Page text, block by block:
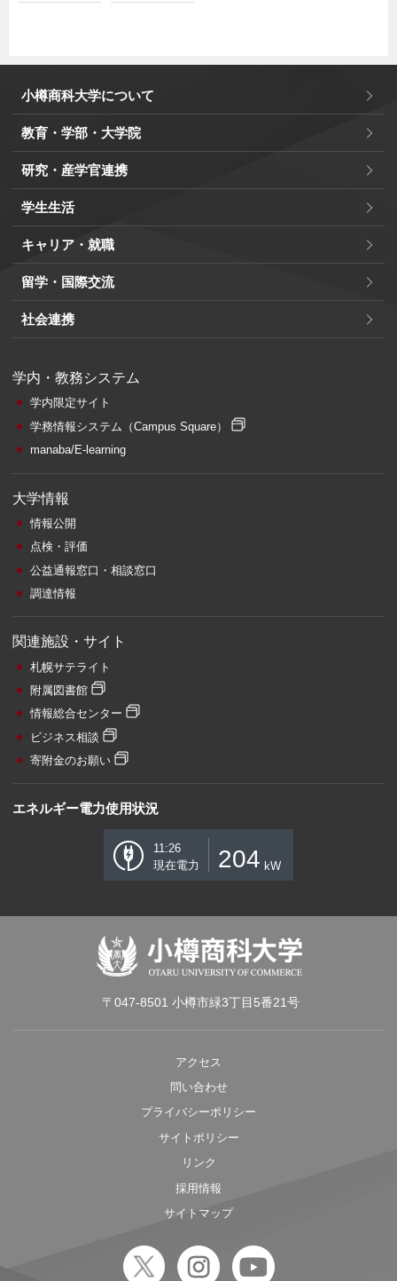
小樽商科大学について
教育・学部・大学院
研究・産学官連携
学生生活
キャリア・就職
留学・国際交流
社会連携
学内・教務システム
学内限定サイト
学務情報システム （Campus Square）
manaba/E-learning
大学情報
情報公開
点検・評価
公益通報窓口・相談窓口
調達情報
関連施設・サイト
札幌サテライト
附属図書館
情報総合センター
ビジネス相談
寄附金のお願い
エネルギー電力使用状況
11:26
現在電力
204 kW
〒047-8501 小樽市緑3丁目5番21号
アクセス
問い合わせ
プライバシーポリシー
サイトポリシー
リンク
採用情報
サイトマップ